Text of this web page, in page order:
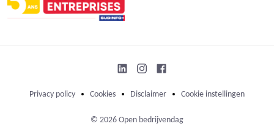
Privacy policy Cookies Disclaimer Cookie instellingen
© 2026 Open bedrijvendag